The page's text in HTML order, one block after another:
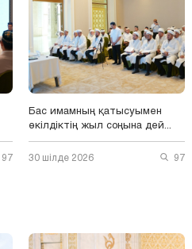
Талдыкорган
Туркестан
Уральск
Усть-Каменогорск
Шымкент
97
Бас имамның қатысуымен
өкілдіктің жыл соңына дей...
30 шілде 2026 97